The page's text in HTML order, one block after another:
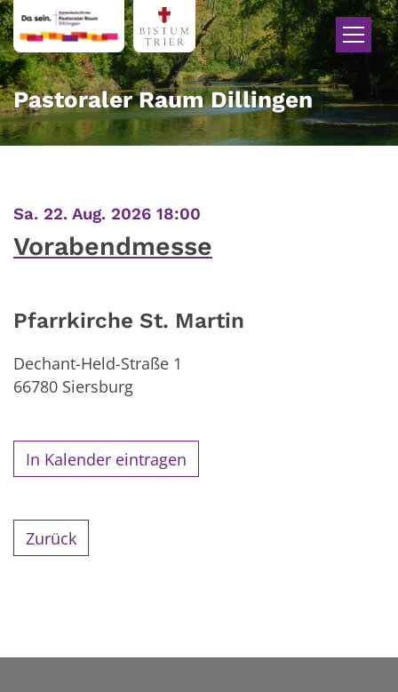
Zum Inhalt springen
Pastoraler Raum Dillingen
Sa. 22. Aug. 2026 18:00
Vorabendmesse
Pfarrkirche St. Martin
Dechant-Held-Straße 1
66780 Siersburg
In Kalender eintragen
Zurück